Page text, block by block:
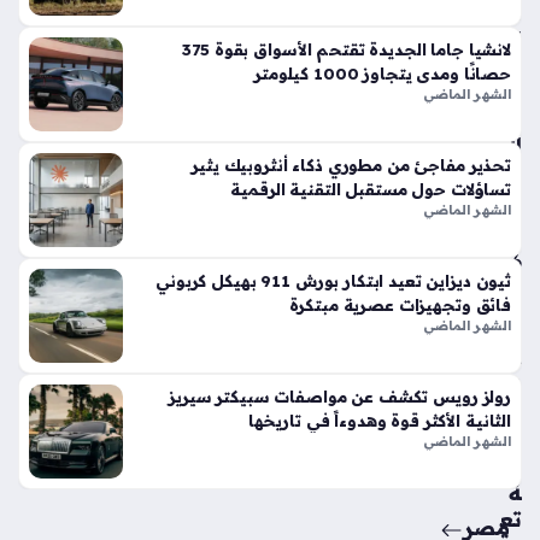
الأ
وا
الح
الي
ة
6
أيام
حق
ق
من
ة
تع
لانشيا جاما الجديدة تقتحم الأسواق بقوة 375
حصانًا ومدى يتجاوز 1000 كيلومتر
الشهر الماضي
تحذير مفاجئ من مطوري ذكاء أنثروبيك يثير
تساؤلات حول مستقبل التقنية الرقمية
الشهر الماضي
ثيون ديزاين تعيد ابتكار بورش 911 بهيكل كربوني
فائق وتجهيزات عصرية مبتكرة
الشهر الماضي
رولز رويس تكشف عن مواصفات سبيكتر سيريز
الثانية الأكثر قوة وهدوءاً في تاريخها
الشهر الماضي
مصر